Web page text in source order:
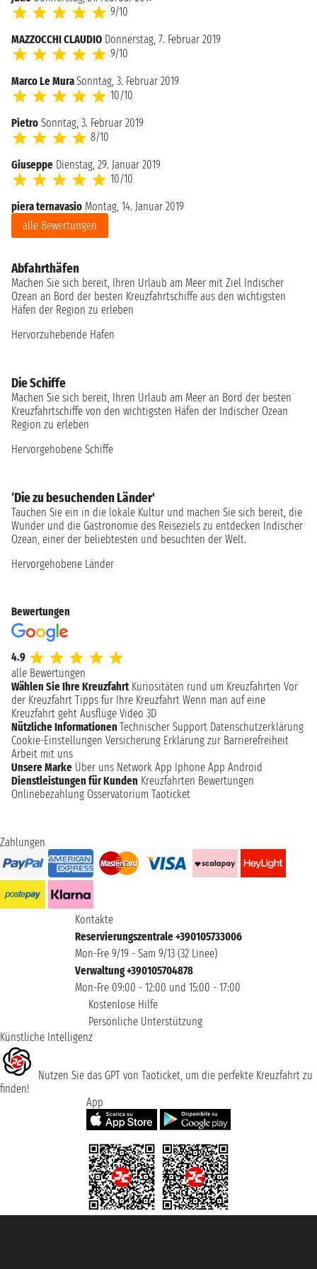
9/10
MAZZOCCHI CLAUDIO Donnerstag, 7. Februar 2019
9/10
Marco Le MuraSonntag, 3. Februar 2019
10/10
Pietro Sonntag, 3. Februar 2019
8/10
Giuseppe Dienstag, 29. Januar 2019
10/10
piera ternavasio Montag, 14. Januar 2019
alle Bewertungen
Abfahrthäfen
Machen Sie sich bereit, Ihren Urlaub am Meer mit Ziel Indischer
Ozean an Bord der besten Kreuzfahrtschiffe aus den wichtigsten
Häfen der Region zu erleben
Hervorzuhebende Hafen
Die Schiffe
Machen Sie sich bereit, Ihren Urlaub am Meer an Bord der besten
Kreuzfahrtschiffe von den wichtigsten Häfen der Indischer Ozean
Region zu erleben
Hervorgehobene Schiffe
‘Die zu besuchenden Länder'
Tauchen Sie ein in die lokale Kultur und machen Sie sich bereit, die
Wunder und die Gastronomie des Reiseziels zu entdecken Indischer
Ozean, einer der beliebtesten und besuchten der Welt.
Hervorgehobene Länder
Bewertungen
4.9
alle Bewertungen
Wählen Sie Ihre Kreuzfahrt Kuriositäten rund um Kreuzfahrten Vor
der Kreuzfahrt Tipps für Ihre Kreuzfahrt Wenn man auf eine
Kreuzfahrt geht Ausflüge Video 3D
Nützliche Informationen Technischer Support Datenschutzerklärung
Cookie-Einstellungen Versicherung Erklärung zur Barrierefreiheit
Arbeit mit uns
Unsere Marke Über uns Network App Iphone App Android
Dienstleistungen für Kunden Kreuzfahrten Bewertungen
Onlinebezahlung Osservatorium Taoticket
Zahlungen
Kontakte
Reservierungszentrale +390105733006
Mon-Fre 9/19 - Sam 9/13 (32 Linee)
Verwaltung +390105704878
Mon-Fre 09:00 - 12:00 und 15:00 - 17:00
Kostenlose Hilfe
Persönliche Unterstützung
Künstliche Intelligenz
Nutzen Sie das GPT von Taoticket, um die perfekte Kreuzfahrt zu
finden!
App